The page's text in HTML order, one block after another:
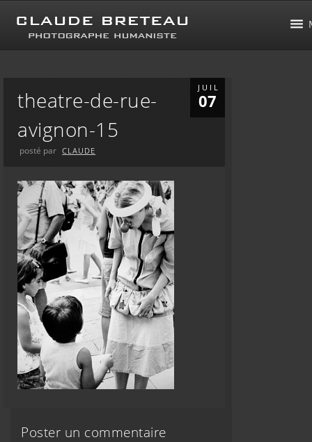
JUIL
07
theatre-de-rue-
avignon-15
posté par CLAUDE
Poster un commentaire